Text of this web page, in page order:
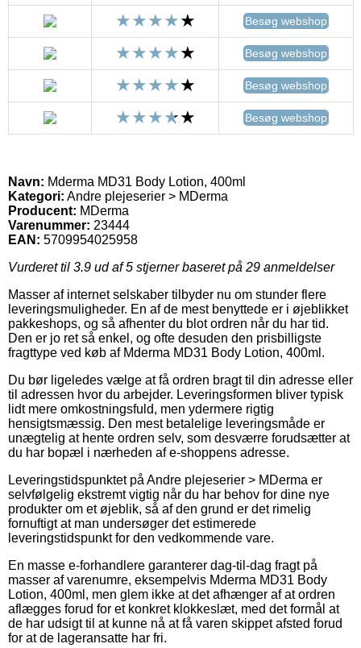
Besøg webshop
Besøg webshop
Besøg webshop
Besøg webshop
Navn: Mderma MD31 Body Lotion, 400ml
Kategori: Andre plejeserier > MDerma
Producent: MDerma
Varenummer: 23444
EAN: 5709954025958
Vurderet til 3.9 ud af 5 stjerner baseret på 29 anmeldelser
Masser af internet selskaber tilbyder nu om stunder flere
leveringsmuligheder. En af de mest benyttede er i øjeblikket
pakkeshops, og så afhenter du blot ordren når du har tid.
Den er jo ret så enkel, og ofte desuden den prisbilligste
fragttype ved køb af Mderma MD31 Body Lotion, 400ml.
Du bør ligeledes vælge at få ordren bragt til din adresse eller
til adressen hvor du arbejder. Leveringsformen bliver typisk
lidt mere omkostningsfuld, men ydermere rigtig
hensigtsmæssig. Den mest betalelige leveringsmåde er
unægtelig at hente ordren selv, som desværre forudsætter at
du har bopæl i nærheden af e-shoppens adresse.
Leveringstidspunktet på Andre plejeserier > MDerma er
selvfølgelig ekstremt vigtig når du har behov for dine nye
produkter om et øjeblik, så af den grund er det rimelig
fornuftigt at man undersøger det estimerede
leveringstidspunkt for den vedkommende vare.
En masse e-forhandlere garanterer dag-til-dag fragt på
masser af varenumre, eksempelvis Mderma MD31 Body
Lotion, 400ml, men glem ikke at det afhænger af at ordren
aflægges forud for et konkret klokkeslæt, med det formål at
de har udsigt til at kunne nå at få varen skippet afsted forud
for at de lageransatte har fri.